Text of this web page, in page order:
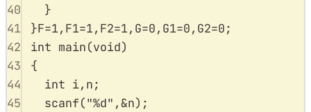
40
}
41
}F=1, F1=1, F2=1, G=0, G1=0, G2=0;
42
int main(void)
43
{
44
int i, n;
45
scanf("%d" , &n);